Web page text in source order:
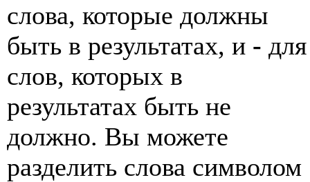
слова, которые должны
быть в результатах, и - для
слов, которых в
результатах быть не
должно. Вы можете
разделить слова символом